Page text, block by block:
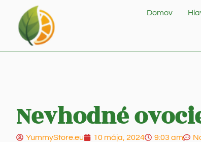
Domov
Nevhodné
YummyStore.eu 10 mája, 2024 9:03 am